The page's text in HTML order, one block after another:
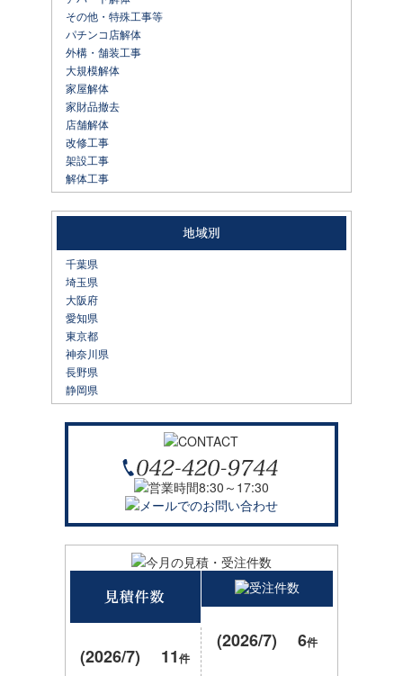
その他・特殊工事等
パチンコ店解体
外構・舗装工事
大規模解体
家屋解体
家財品撤去
店舗解体
改修工事
架設工事
解体工事
千葉県
埼玉県
大阪府
愛知県
東京都
神奈川県
長野県
静岡県
(2026/7) 11件
(2026/7) 6件